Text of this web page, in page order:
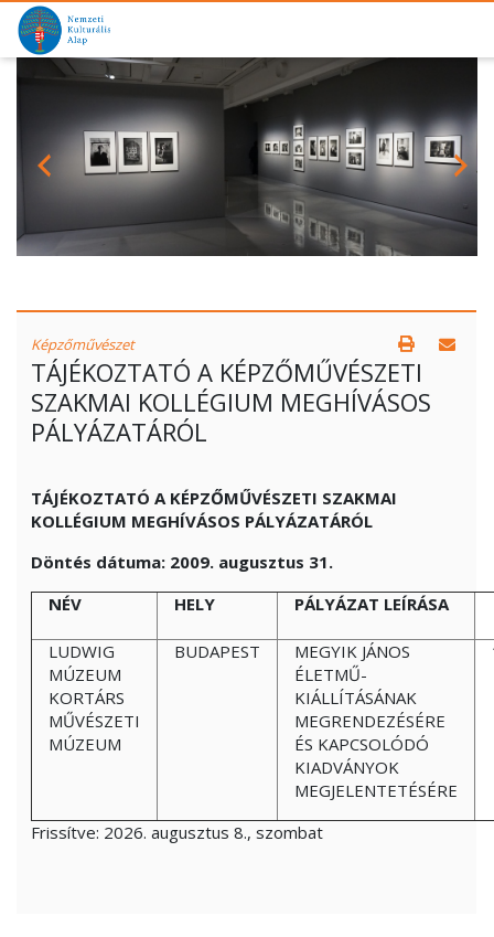
Képzőművészet
TÁJÉKOZTATÓ A KÉPZŐMŰVÉSZETI
SZAKMAI KOLLÉGIUM MEGHÍVÁSOS
PÁLYÁZATÁRÓL
TÁJÉKOZTATÓ A KÉPZŐMŰVÉSZETI SZAKMAI
KOLLÉGIUM MEGHÍVÁSOS PÁLYÁZATÁRÓL
Döntés dátuma: 2009. augusztus 31.
NÉV
HELY PÁLYÁZAT LEÍRÁSA
LUDWIG
MÚZEUM
KORTÁRS
MŰVÉSZETI
MÚZEUM
BUDAPEST
MEGYIK JÁNOS
ÉLETMŰ-
KIÁLLÍTÁSÁNAK
MEGRENDEZÉSÉRE
ÉS KAPCSOLÓDÓ
KIADVÁNYOK
MEGJELENTETÉSÉRE
Frissítve: 2026. augusztus 8., szombat